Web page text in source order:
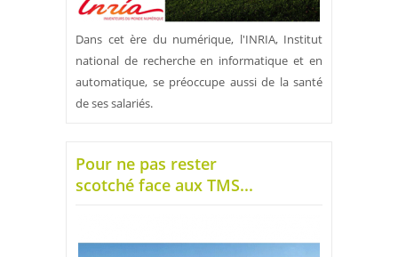
Dans cet ère du numérique, l'INRIA, Institut
national de recherche en informatique et en
automatique, se préoccupe aussi de la santé
de ses salariés.
Pour ne pas rester
scotché face aux TMS...